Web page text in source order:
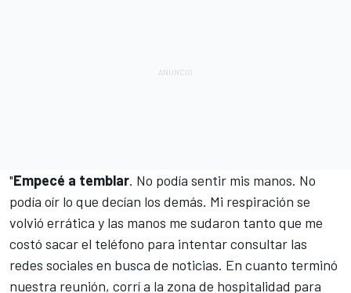
"Empecé a temblar. No podía sentir mis manos. No
podía oír lo que decían los demás. Mi respiración se
volvió errática y las manos me sudaron tanto que me
costó sacar el teléfono para intentar consultar las
redes sociales en busca de noticias. En cuanto terminó
nuestra reunión, corrí a la zona de hospitalidad para